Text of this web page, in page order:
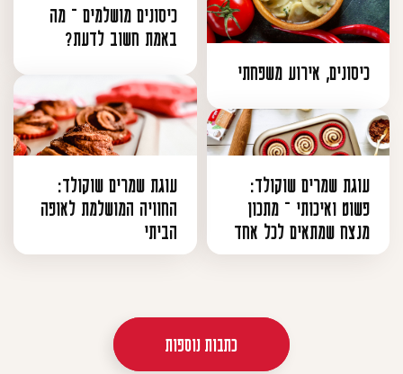
כיסונים, אירוע משפחתי
כיסונים מושלמים – מה
באמת חשוב לדעת?
עוגת שמרים שוקולד:
פשוט ואיכותי – מתכון
מנצח שמתאים לכל אחד
עוגת שמרים שוקולד:
החוויה המושלמת לאופה
הביתי
כתבות נוספות